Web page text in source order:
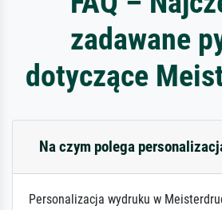
zadawane
dotyczące
Na czym polega
Personalizacja wydruku w